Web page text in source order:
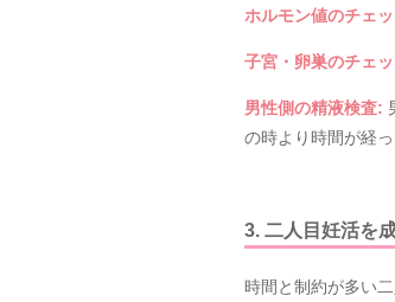
ホルモン値のチェッ
子宮・卵巣のチェッ
男性側の精液検査:
の時より時間が経
3. 二人目妊活を
時間と制約が多い